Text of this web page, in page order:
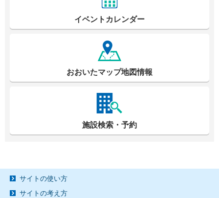
イベントカレンダー
おおいたマップ地図情報
施設検索・予約
サイトの使い方
サイトの考え方